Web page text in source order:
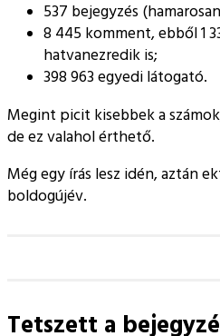
537 bejegyzés
8 445 komment, ebből 1
hatvanezredik is;
398 963 egyedi látogató.
Megint picit kisebbek a
de ez valahol érthető.
Még egy írás lesz idén, aztán
boldogújév.
Tetszett a